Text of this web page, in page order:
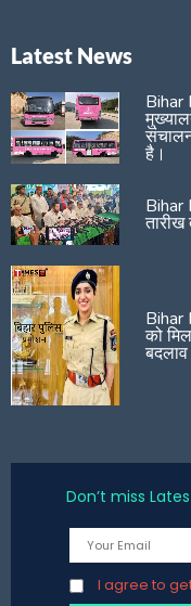
Latest News
Bihar
है।
Bihar
तारीख
Bihar
को
बदलाव
Don’t miss
I agree to